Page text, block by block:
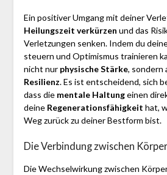
Ein positiver Umgang mit deiner
Heilungszeit verkürzen und das
Verletzungen senken. Indem du
steuern und Optimismus trainieren
nicht nur physische Stärke, sondern
Resilienz. Es ist entscheidend, sich
dass die mentale Haltungeinen
deine Regenerationsfähigkeit hat,
Weg zurück zu deiner Bestform bist.
Die Verbindung zwischen
Die Wechselwirkung zwischen